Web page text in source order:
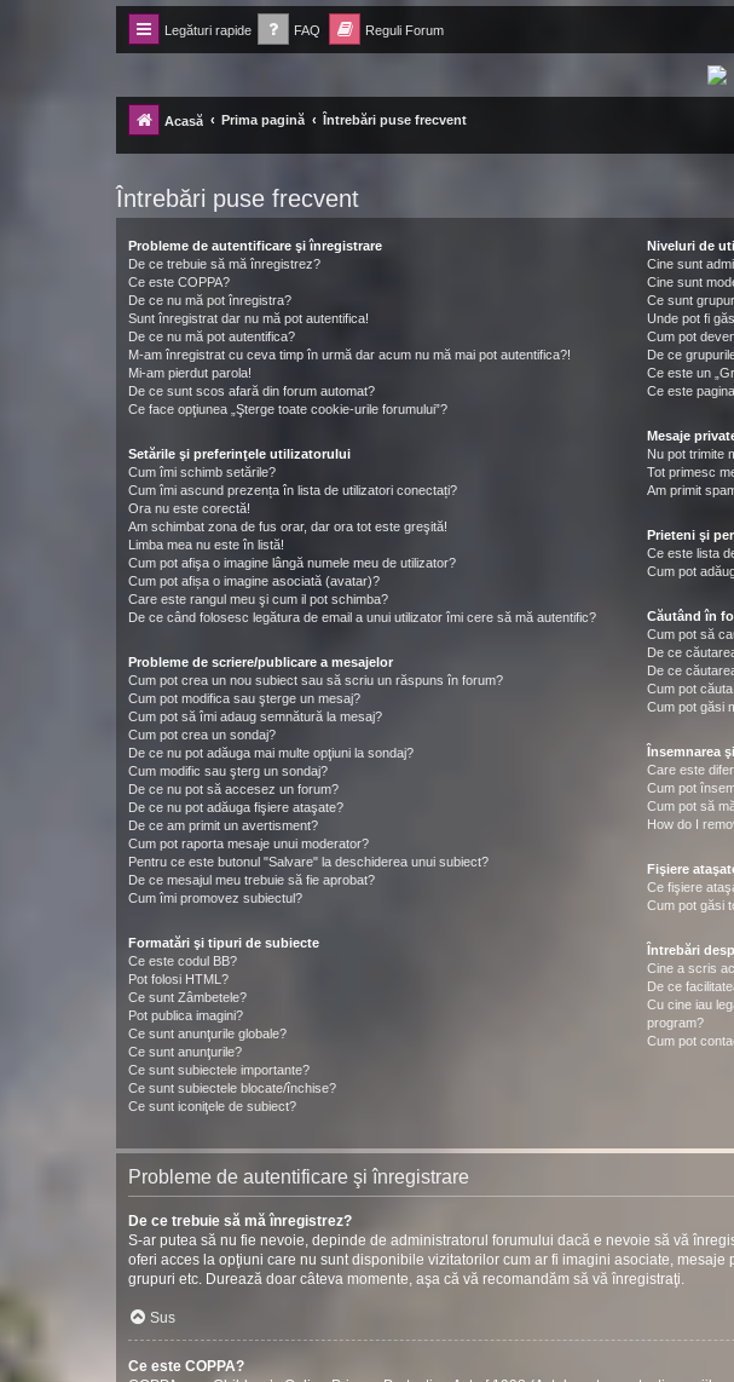
Legături rapide FAQ Reguli Forum
Forum Ecolomania™®
-= Idei pentru viitor =-
Acasă Prima pagină Întrebări puse frecvent
Întrebări puse frecvent
Probleme de autentificare şi înregistrare
De ce trebuie să mă înregistrez?
Ce este COPPA?
De ce nu mă pot înregistra?
Sunt înregistrat dar nu mă pot autentifica!
De ce nu mă pot autentifica?
M-am înregistrat cu ceva timp în urmă dar acum nu mă mai pot autentifica?!
Mi-am pierdut parola!
De ce sunt scos afară din forum automat?
Ce face opţiunea „Şterge toate cookie-urile forumului”?
Setările şi preferinţele utilizatorului
Cum îmi schimb setările?
Cum îmi ascund prezența în lista de utilizatori conectați?
Ora nu este corectă!
Am schimbat zona de fus orar, dar ora tot este greşită!
Limba mea nu este în listă!
Cum pot afişa o imagine lângă numele meu de utilizator?
Cum pot afișa o imagine asociată (avatar)?
Care este rangul meu şi cum il pot schimba?
De ce când folosesc legătura de email a unui utilizator îmi cere să mă autentific?
Probleme de scriere/publicare a mesajelor
Cum pot crea un nou subiect sau să scriu un răspuns în forum?
Cum pot modifica sau şterge un mesaj?
Cum pot să îmi adaug semnătură la mesaj?
Cum pot crea un sondaj?
De ce nu pot adăuga mai multe opţiuni la sondaj?
Cum modific sau şterg un sondaj?
De ce nu pot să accesez un forum?
De ce nu pot adăuga fişiere ataşate?
De ce am primit un avertisment?
Cum pot raporta mesaje unui moderator?
Pentru ce este butonul "Salvare" la deschiderea unui subiect?
De ce mesajul meu trebuie să fie aprobat?
Cum îmi promovez subiectul?
Formatări şi tipuri de subiecte
Ce este codul BB?
Pot folosi HTML?
Ce sunt Zâmbetele?
Pot publica imagini?
Ce sunt anunţurile globale?
Ce sunt anunţurile?
Ce sunt subiectele importante?
Ce sunt subiectele blocate/închise?
Ce sunt iconiţele de subiect?
Niveluri de
Cine sunt
Cine sunt
Ce sunt
Unde pot fi
Cum pot
De ce
Ce este un
Ce este
Mesaje
Nu pot trimite
Tot primesc
Am primit
Prieteni şi
Ce este lista
Cum pot
Căutând în
Cum pot să
De ce
De ce
Cum pot
Cum pot găsi
Însemnarea
Care este
Cum pot
Cum pot să
How do I
Fişiere
Ce fişiere
Cum pot găsi
Întrebări
Cine a scris
De ce
Cu cine iau
program?
Cum pot
Probleme de autentificare şi înregistrare
De ce trebuie să mă înregistrez?
S-ar putea să nu fie nevoie, depinde de administratorul forumului dacă e nevoie să vă
oferi acces la opţiuni care nu sunt disponibile vizitatorilor cum ar fi imagini asociate,
grupuri etc. Durează doar câteva momente, aşa că vă recomandăm să vă înregistraţi.
Sus
Ce este COPPA?